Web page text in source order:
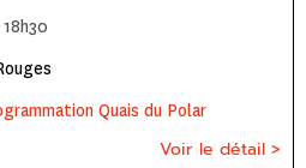
Quais du Polar
Voir le détail >